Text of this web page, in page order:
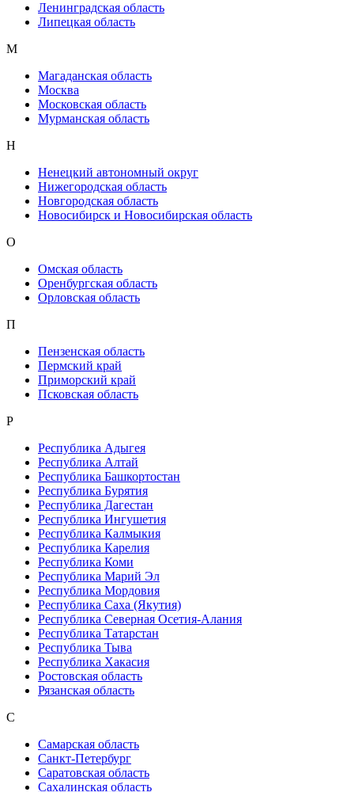
Ленинградская область
Липецкая область
М
Магаданская область
Москва
Московская область
Мурманская область
Н
Ненецкий автономный округ
Нижегородская область
Новгородская область
Новосибирск и Новосибирская область
О
Омская область
Оренбургская область
Орловская область
П
Пензенская область
Пермский край
Приморский край
Псковская область
Р
Республика Адыгея
Республика Алтай
Республика Башкортостан
Республика Бурятия
Республика Дагестан
Республика Ингушетия
Республика Калмыкия
Республика Карелия
Республика Коми
Республика Марий Эл
Республика Мордовия
Республика Саха (Якутия)
Республика Северная Осетия-Алания
Республика Татарстан
Республика Тыва
Республика Хакасия
Ростовская область
Рязанская область
С
Самарская область
Санкт-Петербург
Саратовская область
Сахалинская область